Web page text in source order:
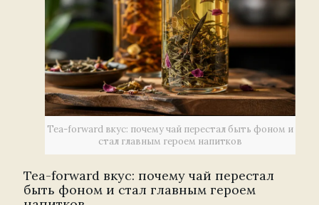
Tea-forward вкус: почему чай перестал быть фоном и
стал главным героем напитков
Tea-forward вкус: почему чай перестал
быть фоном и стал главным героем